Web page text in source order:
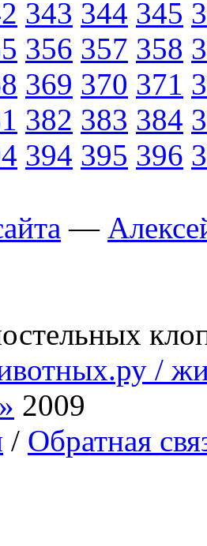
343 344 345
356 357 358
369 370 371
382 383 384
394 395 396
—
/
2009
/ Обратная